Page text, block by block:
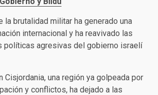
la brutalidad militar ha generado una
internacional y ha reavivado las
políticas agresivas del gobierno israelí
Cisjordania, una región ya golpeada por
y conflictos, ha dejado a las